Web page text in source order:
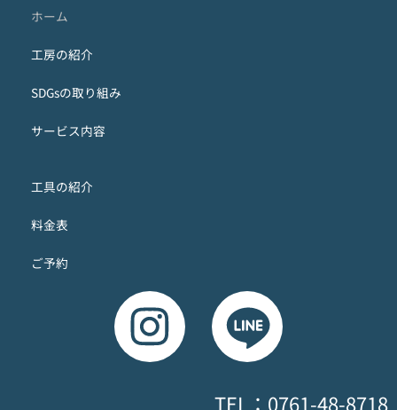
ホーム
工房の紹介
SDGsの取り組み
サービス内容
工具の紹介
料金表
ご予約
TEL：0761-48-8718